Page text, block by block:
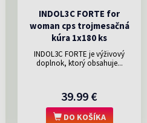
INDOL3C FORTE for
woman cps trojmesačná
kúra 1x180 ks
INDOL3C FORTE je výživový
doplnok, ktorý obsahuje...
39.99 €
DO KOŠÍKA